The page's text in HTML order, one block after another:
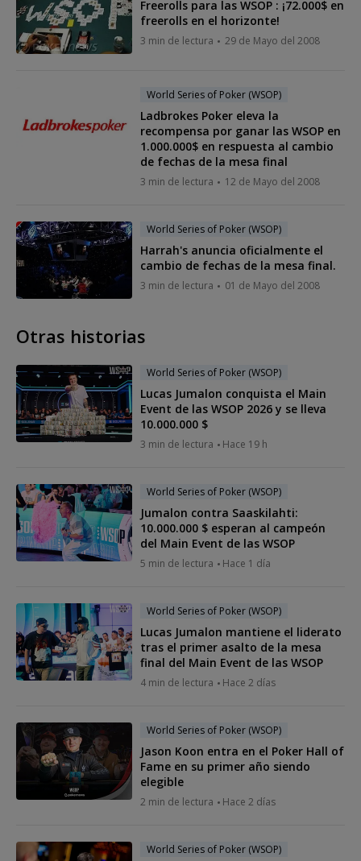
Freerolls para las WSOP : ¡72.000$ en
freerolls en el horizonte!
3 min de lectura 29 de Mayo del 2008
World Series of Poker (WSOP)
Ladbrokes Poker eleva la
recompensa por ganar las WSOP en
1.000.000$ en respuesta al cambio
de fechas de la mesa final
3 min de lectura 12 de Mayo del 2008
World Series of Poker (WSOP)
Harrah's anuncia oficialmente el
cambio de fechas de la mesa final.
3 min de lectura 01 de Mayo del 2008
Otras historias
World Series of Poker (WSOP)
Lucas Jumalon conquista el Main
Event de las WSOP 2026 y se lleva
10.000.000 $
3 min de lectura Hace 19 h
World Series of Poker (WSOP)
Jumalon contra Saaskilahti:
10.000.000 $ esperan al campeón
del Main Event de las WSOP
5 min de lectura Hace 1 día
World Series of Poker (WSOP)
Lucas Jumalon mantiene el liderato
tras el primer asalto de la mesa
final del Main Event de las WSOP
4 min de lectura Hace 2 días
World Series of Poker (WSOP)
Jason Koon entra en el Poker Hall of
Fame en su primer año siendo
elegible
2 min de lectura Hace 2 días
World Series of Poker (WSOP)